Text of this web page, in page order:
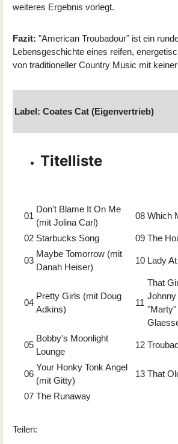
weiteres Ergebnis vorlegt.
Fazit: "American Troubadour" ist ein
Lebensgeschichte eines reifen,
von traditioneller Country Music mit
Label: Coates Cat (Eigenvertrieb)
Titelliste
01
Don't Blame It On Me
(mit Jolina Carl)
08 Which
02 Starbucks Song 09 The
03
Maybe Tomorrow (mit
Danah Heiser)
10 Lady
04
Pretty Girls (mit Doug
Adkins)
11
That
"Marty"
05
Bobby's Moonlight
Lounge
12
06
Your Honky Tonk Angel
(mit Gitty)
13 That
07 The Runaway
Teilen: